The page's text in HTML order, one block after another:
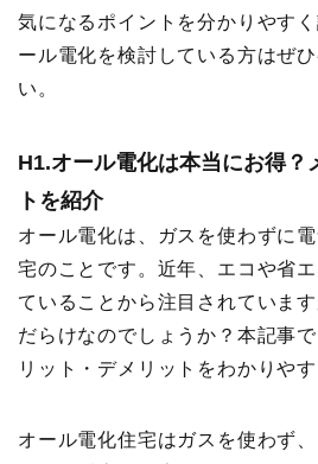
気になるポイントを分かりやす
ール電化を検討している方はぜ
い。
H1.オール電化は本当にお得？
トを紹介
オール電化は、ガスを使わずに
宅のことです。近年、エコや省
ていることから注目されていま
だらけなのでしょうか？本記事
リット・デメリットをわかりやす
オール電化住宅はガスを使わず